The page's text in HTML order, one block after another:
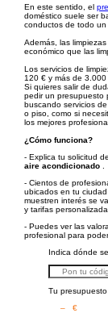
En este sentido, el
doméstico suele ser
conductos de todo un
Además, las
económico que las
Los servicios de
120 € y más de
Si quieres salir de
pedir un presupuesto
buscando servicios
o piso, como si
los mejores
¿Cómo funciona?
- Explica tu solicitud
aire acondicionado
- Cientos de
ubicados en tu
muestren interés se
y tarifas
- Puedes ver las
profesional para
Indica dónde
Tu presupuesto
– €